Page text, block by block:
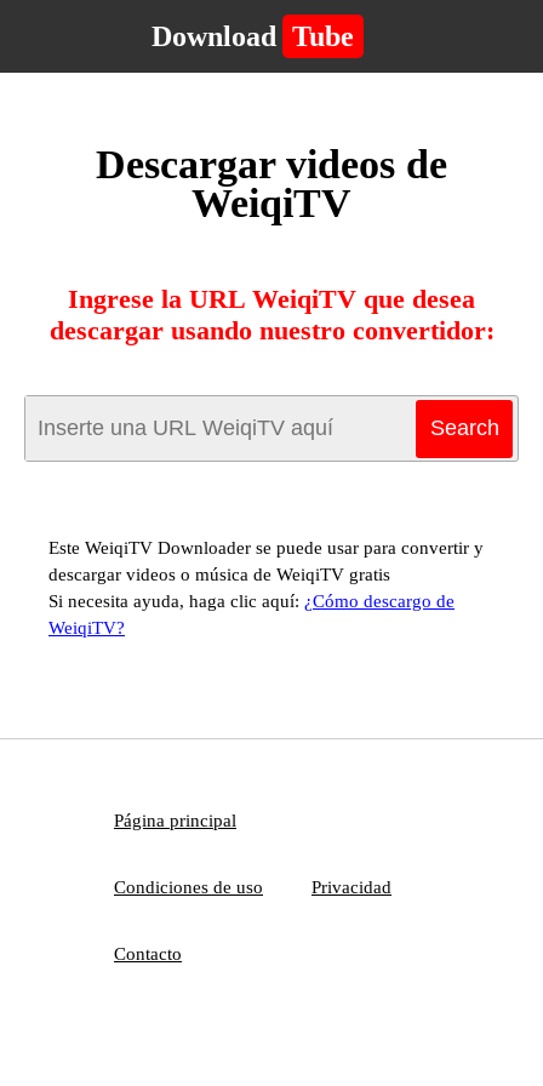
Download Tube
Descargar videos de
WeiqiTV
Ingrese la URL WeiqiTV que desea
descargar usando nuestro convertidor:
Este WeiqiTV Downloader se puede usar para convertir y
descargar videos o música de WeiqiTV gratis
Si necesita ayuda, haga clic aquí: ¿Cómo descargo de
WeiqiTV?
Página principal
Condiciones de uso Privacidad
Contacto